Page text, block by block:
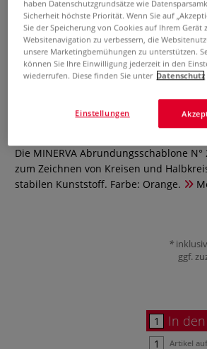
MINERVA
0 Bewertungen
Die MINERVA Abrundungsschablone
zum Zeichnen von Kreisen und
stabilen Kunststoff. Farbe: Orange.
ggf.
In
Artikel
haben Datenschutzgrundsätze wie
Sicherheit höchste Priorität. Wenn Sie auf
Sie der Speicherung von Cookies auf Ihrem Gerät
Websitenavigation zu verbessern, die
unsere Marketingbemühungen zu unterstützen.
können Sie Ihre Einwilligung jederzeit in den
wiederrufen. Diese finden Sie unter Datenschutz
Einstellungen